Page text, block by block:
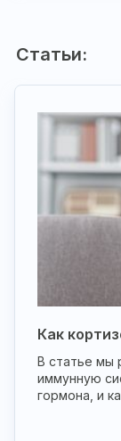
Статьи:
Как
В статье мы
иммунную
гормона, и